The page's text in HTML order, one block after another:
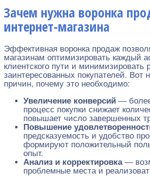
Зачем нужна воронка
интернет-магазина
Эффективная воронка продаж
магазинам оптимизировать каждый
клиентского пути и минимизировать
заинтересованных покупателей. Вот
причин, почему это необходимо:
Увеличение конверсий —
процесс покупки снижает
повышает число завершенных
Повышение
предсказуемость и удобство
формируют положительный
опыт.
Анализ и корректировка—
проблемные места и